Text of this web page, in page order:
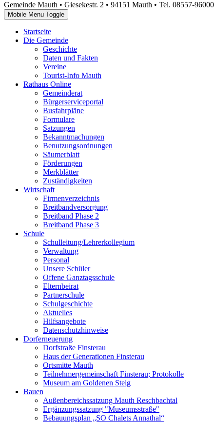
Gemeinde Mauth • Giesekestr. 2 • 94151 Mauth • Tel. 08557-
Mobile Menu Toggle
Startseite
Die Gemeinde
Geschichte
Daten und Fakten
Vereine
Tourist-Info Mauth
Rathaus Online
Gemeinderat
Bürgerserviceportal
Busfahrpläne
Formulare
Satzungen
Bekanntmachungen
Benutzungsordnungen
Säumerblatt
Förderungen
Merkblätter
Zuständigkeiten
Wirtschaft
Firmenverzeichnis
Breitbandversorgung
Breitband Phase 2
Breitband Phase 3
Schule
Schulleitung/Lehrerkollegium
Verwaltung
Personal
Unsere Schüler
Offene Ganztagsschule
Elternbeirat
Partnerschule
Schulgeschichte
Aktuelles
Hilfsangebote
Datenschutzhinweise
Dorferneuerung
Dorfstraße Finsterau
Haus der Generationen Finsterau
Ortsmitte Mauth
Teilnehmergemeinschaft Finsterau; Protokolle
Museum am Goldenen Steig
Bauen
Außenbereichssatzung Mauth Reschbachtal
Ergänzungssatzung "Museumsstraße"
Bebauungsplan „SO Chalets Annathal“